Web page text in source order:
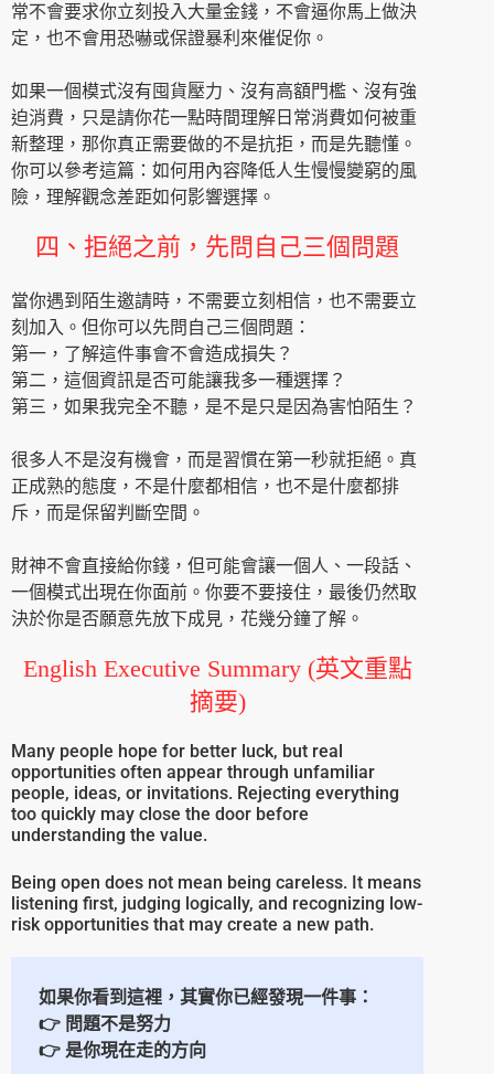
常不會要求你立刻投入大量金錢，不會逼你馬上做決
定，也不會用恐嚇或保證暴利來催促你。
如果一個模式沒有囤貨壓力、沒有高額門檻、沒有強
迫消費，只是請你花一點時間理解日常消費如何被重
新整理，那你真正需要做的不是抗拒，而是先聽懂。
你可以參考這篇：如何用內容降低人生慢慢變窮的風
險，理解觀念差距如何影響選擇。
四、拒絕之前，先問自己三個問題
當你遇到陌生邀請時，不需要立刻相信，也不需要立
刻加入。但你可以先問自己三個問題：
第一，了解這件事會不會造成損失？
第二，這個資訊是否可能讓我多一種選擇？
第三，如果我完全不聽，是不是只是因為害怕陌生？
很多人不是沒有機會，而是習慣在第一秒就拒絕。真
正成熟的態度，不是什麼都相信，也不是什麼都排
斥，而是保留判斷空間。
財神不會直接給你錢，但可能會讓一個人、一段話、
一個模式出現在你面前。你要不要接住，最後仍然取
決於你是否願意先放下成見，花幾分鐘了解。
English Executive Summary (英文重點
摘要)
Many people hope for better luck, but real
opportunities often appear through unfamiliar
people, ideas, or invitations. Rejecting everything
too quickly may close the door before
understanding the value.
Being open does not mean being careless. It means
listening first, judging logically, and recognizing low-
risk opportunities that may create a new path.
如果你看到這裡，其實你已經發現一件事：
👉 問題不是努力
👉 是你現在走的方向